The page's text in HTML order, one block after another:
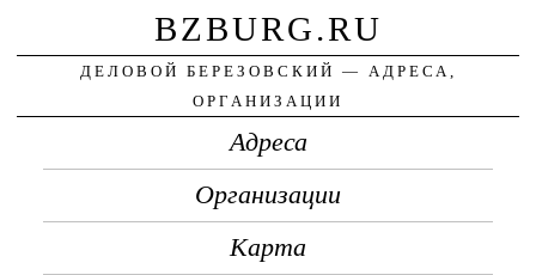
BZBURG.RU
ДЕЛОВОЙ БЕРЕЗОВСКИЙ — АДРЕСА,
ОРГАНИЗАЦИИ
Адреса
Организации
Карта